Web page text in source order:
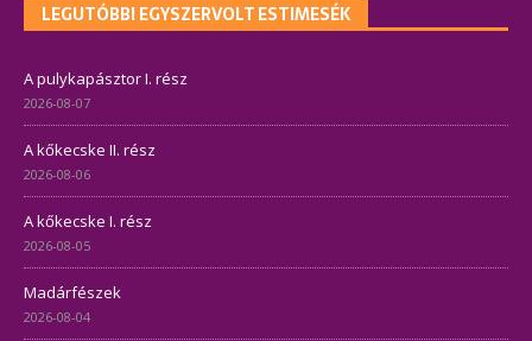
LEGUTÓBBI EGYSZERVOLT ESTIMESÉK
A pulykapásztor I. rész
2026-08-07
A kőkecske II. rész
2026-08-06
A kőkecske I. rész
2026-08-05
Madárfészek
2026-08-04